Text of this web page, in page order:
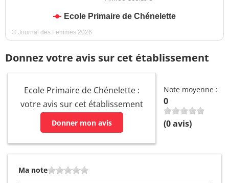
Ecole Primaire de Chénelette
© Journal des Femmes 2026
Donnez votre avis sur cet établissement
Ecole Primaire de Chénelette :
votre avis sur cet établissement
Donner mon avis
Note moyenne :
0
(0avis)
Ma note